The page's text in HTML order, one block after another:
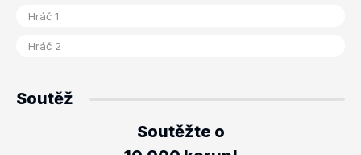
Soutěž
Soutěžte o